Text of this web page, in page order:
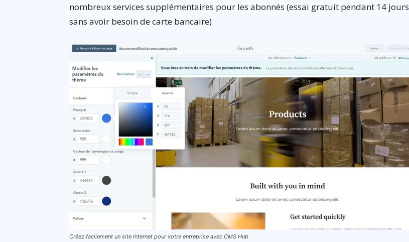
nombreux services supplémentaires pour les abonnés (essai gratuit pendant 14 jours
sans avoir besoin de carte bancaire)
Créez facilement un site Internet pour votre entreprise avec CMS Hub